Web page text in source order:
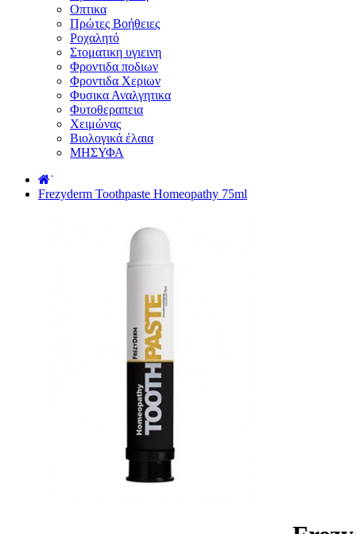
Οπτικα
Πρώτες Βοήθειες
Ροχαλητό
Στοματικη υγιεινη
Φροντιδα ποδιων
Φροντιδα Χεριων
Φυσικα Αναλγητικα
Φυτοθεραπεια
Χειμώνας
Βιολογικά έλαια
ΜΗΣΥΦΑ
˙
Frezyderm Toothpaste Homeopathy 75ml